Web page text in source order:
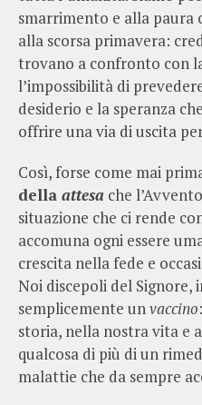
smarrimento e alla paura
alla scorsa primavera:
trovano a confronto con
l’impossibilità di
desiderio e la speranza
offrire una via di uscita
Così, forse come mai
della attesa che
situazione che ci rende
accomuna ogni essere
crescita nella fede e
Noi discepoli del
semplicemente unvaccino
storia, nella nostra vita e
qualcosa di più di un
malattie che da sempre